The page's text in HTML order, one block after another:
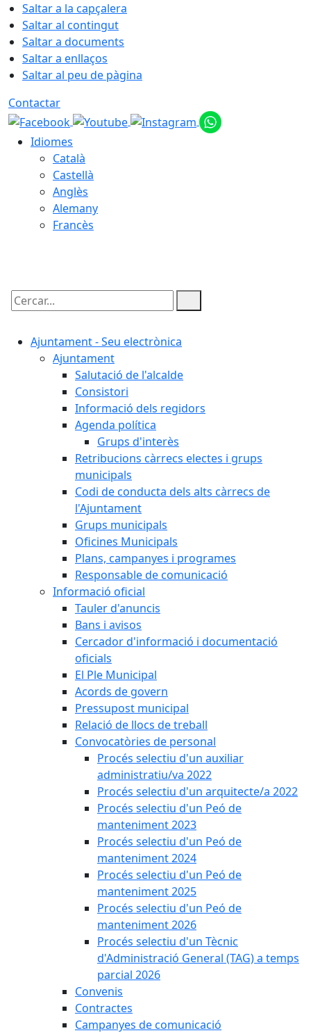
Saltar a la capçalera
Saltar al contingut
Saltar a documents
Saltar a enllaços
Saltar al peu de pàgina
Contactar
Idiomes
Català
Castellà
Anglès
Alemany
Francès
Cercar:
Ajuntament - Seu electrònica
Ajuntament
Salutació de l'alcalde
Consistori
Informació dels regidors
Agenda política
Grups d'interès
Retribucions càrrecs electes i grups
municipals
Codi de conducta dels alts càrrecs de
l'Ajuntament
Grups municipals
Oficines Municipals
Plans, campanyes i programes
Responsable de comunicació
Informació oficial
Tauler d'anuncis
Bans i avisos
Cercador d'informació i documentació
oficials
El Ple Municipal
Acords de govern
Pressupost municipal
Relació de llocs de treball
Convocatòries de personal
Procés selectiu d'un auxiliar
administratiu/va 2022
Procés selectiu d'un arquitecte/a 2022
Procés selectiu d'un Peó de
manteniment 2023
Procés selectiu d'un Peó de
manteniment 2024
Procés selectiu d'un Peó de
manteniment 2025
Procés selectiu d'un Peó de
manteniment 2026
Procés selectiu d'un Tècnic
d'Administració General (TAG) a temps
parcial 2026
Convenis
Contractes
Campanyes de comunicació